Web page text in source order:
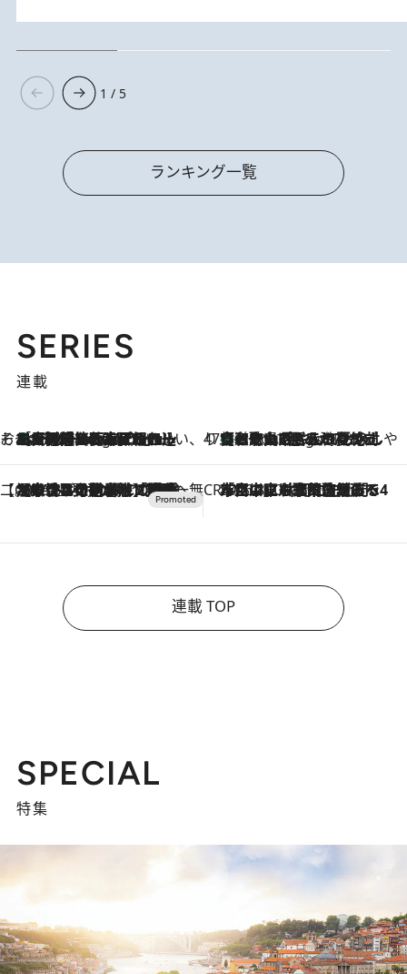
1 / 5
ランキング一覧
SERIES
連載
そおだよおこの関西おいしい、おやつ紀行8 Hours Ago
［大阪府箕面市］一皿一皿目の前で仕上げられる、料理を巧みに組み込んだアシェットデセールコース「ミチル アシェット デセール（Michiru assiette dessert）」 47都道府県の手みやげ ひんやりスイーツで夏を満喫
8 Hours Ago
【和歌山県】この夏絶対食べたい 冷やしておいしいおやつ3選 みかんがごろっと丸ごと入ったジュレ
【CREA×星野リゾート】唯一無二。癒しと発見が待つ場所へ
2026.8.7
【トンボの足水浴】ヒノキの香りに包まれて涼感マックス！約13℃の湧水かけ流しを避暑地「星野温泉 トンボの湯」で体験 CREA'S CHOICE
2026.8.7
「立川にも歌舞伎があるんだよ」 片岡仁左衛門・市川中車ら豪華座組みで4年目の立川立飛歌舞伎へ
連載 TOP
SPECIAL
特集